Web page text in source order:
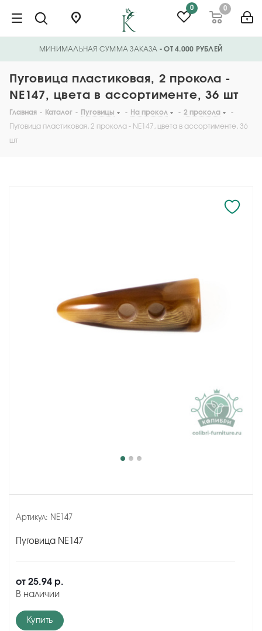
0 0
МИНИМАЛЬНАЯ СУММА ЗАКАЗА - ОТ 4.000 РУБЛЕЙ
Пуговица пластиковая, 2 прокола -
NE147, цвета в ассортименте, 36 шт
Главная - Каталог - Пуговицы - На прокол - 2 прокола
-
Пуговица пластиковая, 2 прокола - NE147, цвета в ассортименте, 36
шт
Артикул: NE147
Пуговица NE147
от 25.94 р.
В наличии
Купить